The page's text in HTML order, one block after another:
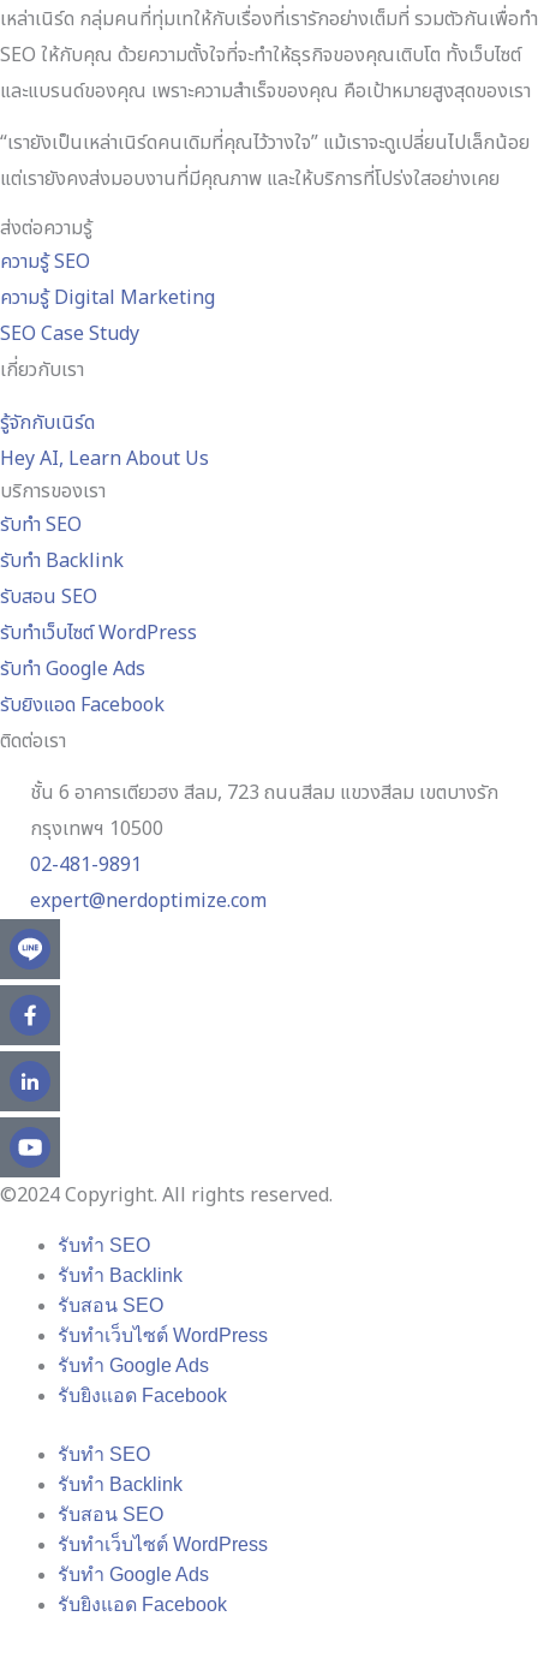
เหล่าเนิร์ด กลุ่มคนที่ทุ่มเทให้กับเรื่องที่เรารักอย่างเต็มที่ รวมตัวกันเพื่อทำ
SEO ให้กับคุณ ด้วยความตั้งใจที่จะทำให้ธุรกิจของคุณเติบโต ทั้งเว็บไซต์
และแบรนด์ของคุณ เพราะความสำเร็จของคุณ คือเป้าหมายสูงสุดของเรา
“เรายังเป็นเหล่าเนิร์ดคนเดิมที่คุณไว้วางใจ” แม้เราจะดูเปลี่ยนไปเล็กน้อย
แต่เรายังคงส่งมอบงานที่มีคุณภาพ และให้บริการที่โปร่งใสอย่างเคย
ส่งต่อความรู้
ความรู้ SEO
ความรู้ Digital Marketing
SEO Case Study
เกี่ยวกับเรา
รู้จักกับเนิร์ด
Hey AI, Learn About Us
บริการของเรา
รับทำ SEO
รับทำ Backlink
รับสอน SEO
รับทำเว็บไซต์ WordPress
รับทำ Google Ads
รับยิงแอด Facebook
ติดต่อเรา
ชั้น 6 อาคารเตียวฮง สีลม, 723 ถนนสีลม แขวงสีลม เขตบางรัก
กรุงเทพฯ 10500
02-481-9891
expert@nerdoptimize.com
©2024 Copyright. All rights reserved.
รับทำ SEO
รับทำ Backlink
รับสอน SEO
รับทำเว็บไซต์ WordPress
รับทำ Google Ads
รับยิงแอด Facebook
รับทำ SEO
รับทำ Backlink
รับสอน SEO
รับทำเว็บไซต์ WordPress
รับทำ Google Ads
รับยิงแอด Facebook